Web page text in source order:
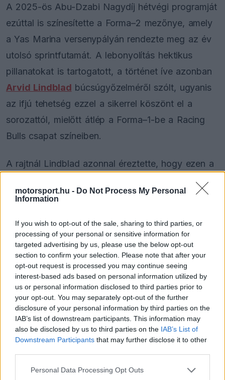
motorsport.hu - Do Not Process My Personal
Information
If you wish to opt-out of the sale, sharing to third parties, or
processing of your personal or sensitive information for
targeted advertising by us, please use the below opt-out
section to confirm your selection. Please note that after your
opt-out request is processed you may continue seeing
interest-based ads based on personal information utilized by
us or personal information disclosed to third parties prior to
your opt-out. You may separately opt-out of the further
disclosure of your personal information by third parties on the
IAB’s list of downstream participants. This information may
also be disclosed by us to third parties on the IAB’s List of
Downstream Participants that may further disclose it to other
Please note that this website/app uses one or more Google
Personal Data Processing Opt Outs
A 2025-ös Abu-Dzabi Nagydíj hétvégi programját
ezúttal is színesítette a Forma–2 mezőnye, amely
a Yas Marina versenypályán rendezte meg az év
utolsó sprintfutamát. A lebonyolítás hektikus
pillanatokat is tartogatott, a történet íve azonban
Arvid Lindblad búcsúgyőzelméről szólt, ugyanis
az ifjú tehetség ezzel a sikerrel köszönt el a
sorozattól, mielőtt átlép a Forma–1-be a Racing
Bulls csapat színeiben.
A rajtnál Lindblad azonnal éreztette, hogy ezen a
miközben a mögötte zajló csata is gyorsan formát
bár végig igyekezett lépést tartani az élen autózó
Lindbladdal, végül a második hellyel kellett
megelégednie, ugyanis nem talált fogást a
vezetéssel együtt járó magabiztosságon.
Player
This
is
a
modal
The media could not be loaded, either because
the server or network failed or because the format
is not supported.